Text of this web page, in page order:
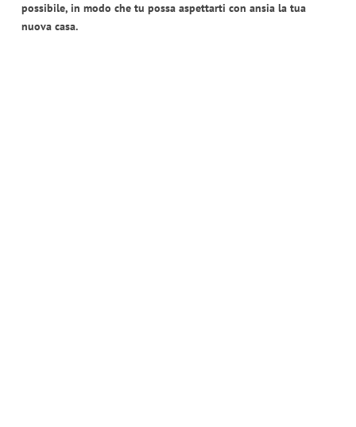
possibile, in modo che tu possa aspettarti con ansia la tua
nuova casa.